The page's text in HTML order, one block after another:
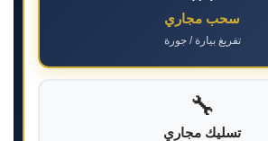
سحب مجاري
تفريغ بيارة / جورة
🔧
تسليك مجاري